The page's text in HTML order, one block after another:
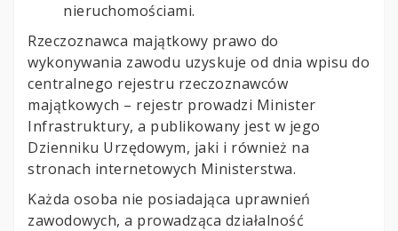
nieruchomościami.
Rzeczoznawca majątkowy prawo do
wykonywania zawodu uzyskuje od dnia wpisu do
centralnego rejestru rzeczoznawców
majątkowych – rejestr prowadzi Minister
Infrastruktury, a publikowany jest w jego
Dzienniku Urzędowym, jaki i również na
stronach internetowych Ministerstwa.
Każda osoba nie posiadająca uprawnień
zawodowych, a prowadząca działalność